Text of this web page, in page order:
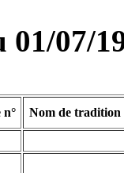
01/07/
n° Nom de tradition